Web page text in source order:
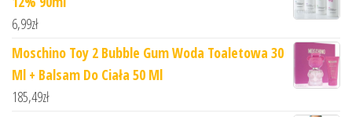
6,99zł
Moschino Toy 2 Bubble Gum Woda Toaletowa 30
Ml + Balsam Do Ciała 50 Ml
185,49zł